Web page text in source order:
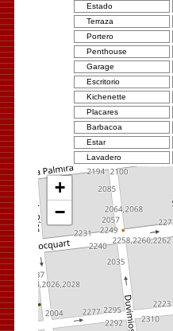
Estado
Terraza
Portero
Penthouse
Garage
Escritorio
Kichenette
Placares
Barbacoa
Estar
Lavadero
+
−